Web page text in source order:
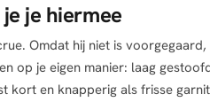
je hiermee
Omdat hij niet is
op je eigen manier: laag
kort en knapperig als frisse